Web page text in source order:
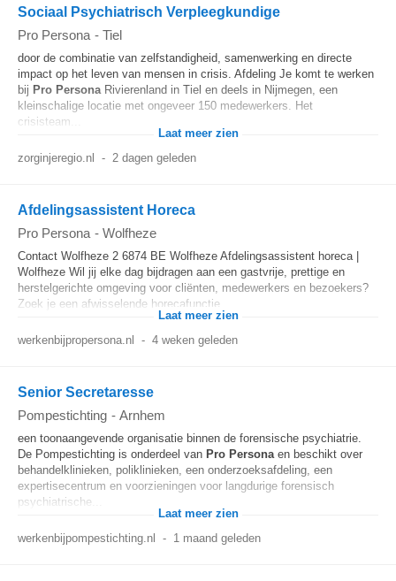
Sociaal Psychiatrisch Verpleegkundige
Pro Persona - Tiel
door de combinatie van zelfstandigheid, samenwerking en directe
impact op het leven van mensen in crisis. Afdeling Je komt te werken
bij Pro PersonaRivierenland in Tiel en deels in Nijmegen, een
kleinschalige locatie met ongeveer 150 medewerkers. Het
crisisteam...
Laat meer zien
zorginjeregio.nl - 2 dagen geleden
Afdelingsassistent Horeca
Pro Persona - Wolfheze
Contact Wolfheze 2 6874 BE Wolfheze Afdelingsassistent horeca |
Wolfheze Wil jij elke dag bijdragen aan een gastvrije, prettige en
herstelgerichte omgeving voor cliënten, medewerkers en bezoekers?
Zoek je een afwisselende horecafunctie...
Laat meer zien
werkenbijpropersona.nl - 4 weken geleden
Senior Secretaresse
Pompestichting - Arnhem
een toonaangevende organisatie binnen de forensische psychiatrie.
De Pompestichting is onderdeel van Pro Personaen beschikt over
behandelklinieken, poliklinieken, een onderzoeksafdeling, een
expertisecentrum en voorzieningen voor langdurige forensisch
psychiatrische...
Laat meer zien
werkenbijpompestichting.nl - 1 maand geleden